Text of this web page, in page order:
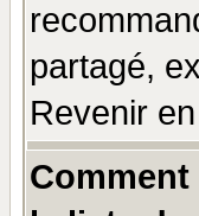
partagé,
Revenir